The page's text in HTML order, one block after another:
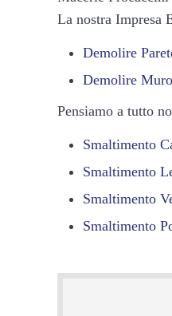
La nostra Impresa
Demolire
Demolire Muro
Pensiamo a tutto
Smaltimento
Smaltimento
Smaltimento
Smaltimento